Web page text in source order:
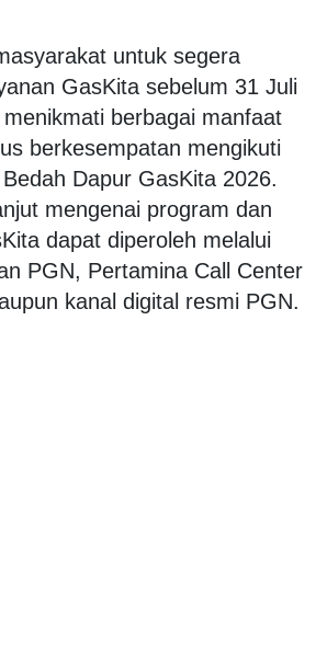
untuk segera
GasKita sebelum 31 Juli
berbagai manfaat
berkesempatan mengikuti
Dapur GasKita 2026.
mengenai program dan
dapat diperoleh melalui
PGN, Pertamina Call Center
kanal digital resmi PGN.